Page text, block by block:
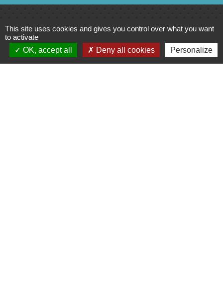
Liens
This site uses cookies and gives you control over what you want
to activate
OK, accept all
Deny all cookies Personalize